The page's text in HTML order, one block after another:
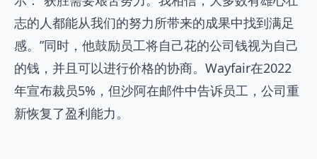
志的人都能从我们的努力所带来的成果中找到满足
感。”同时，他鼓励员工将自己花的公司钱视为自己
的钱，并且可以进行价格的协商。Wayfair在2022
年宣布裁员5%，但沙阿在邮件中告诉员工，公司重
新恢复了盈利能力。